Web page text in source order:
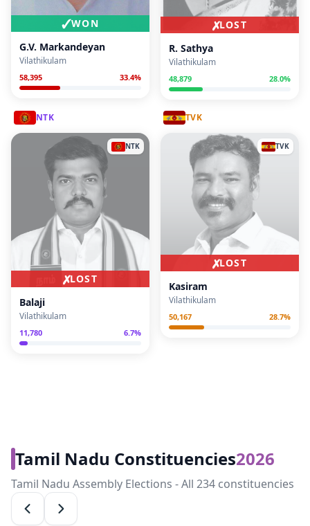
✓WON
G.V. Markandeyan
Vilathikulam
58,395 33.4%
✗LOST
R. Sathya
Vilathikulam
48,879 28.0%
NTK
✗LOST
NTK
Balaji
Vilathikulam
11,780 6.7%
TVK
✗LOST
TVK
Kasiram
Vilathikulam
50,167 28.7%
Tamil Nadu Constituencies2026
Tamil Nadu Assembly Elections - All 234 constituencies